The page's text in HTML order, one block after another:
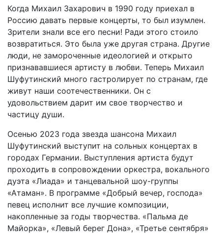
Когда Михаил Захарович в 1990 году приехал в
Россию давать первые концерты, то был изумлен.
Зрители знали все его песни! Ради этого стоило
возвратиться. Это была уже другая страна. Другие
люди, не замороченные идеологией и открыто
признававшиеся артисту в любви. Теперь Михаил
Шуфутинский много гастролирует по странам, где
живут наши соотечественники. Он с
удовольствием дарит им свое творчество и
частицу души.
Осенью 2023 года звезда шансона Михаил
Шуфутинский выступит на сольных концертах в
городах Германии. Выступления артиста будут
проходить в сопровождении оркестра, вокального
дуэта «Лиада» и танцевальной шоу-группы
«Атаман». В программе «Добрый вечер, господа»
певец исполнит все лучшие композиции,
накопленные за годы творчества. «Пальма де
Майорка», «Левый берег Дона», «Третье сентября»